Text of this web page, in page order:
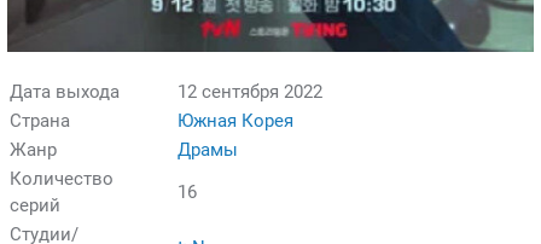
Дата выхода
12 сентября 2022
Страна
Южная Корея
Жанр
Драмы
Количество
серий
16
Студии/